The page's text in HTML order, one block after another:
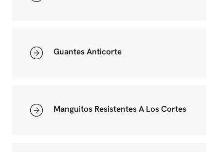
Guantes Anticorte
Manguitos Resistentes A Los Cortes